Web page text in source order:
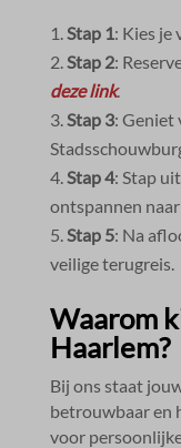
Stap 1: Kies je
Stap 2:
deze link.​
Stap 3: Geniet
Stap 4: Stap
ontspannen naar
Stap 5: Na
veilige terugreis.​
Waarom
Haarlem?
Bij ons staat
betrouwbaar en
voor